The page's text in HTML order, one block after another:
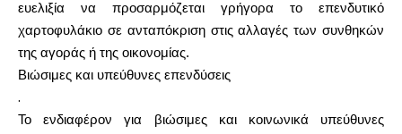
ευελιξία να προσαρμόζεται γρήγορα το επενδυτικό
χαρτοφυλάκιο σε ανταπόκριση στις αλλαγές των συνθηκών
της αγοράς ή της οικονομίας.
Βιώσιμες και υπεύθυνες επενδύσεις
.
Το ενδιαφέρον για βιώσιμες και κοινωνικά υπεύθυνες